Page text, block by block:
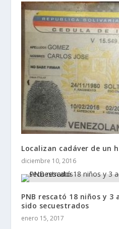
Localizan cadáver de un
diciembre 10, 2016
PNB rescató 18 niños y
sido secuestrados
enero 15, 2017